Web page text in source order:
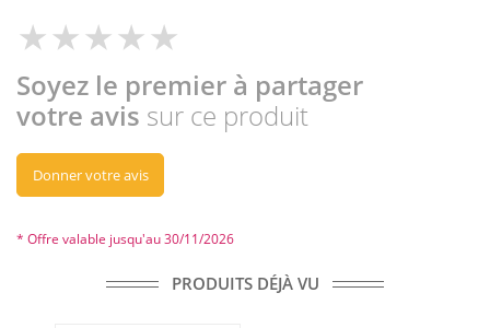
Soyez le premier à partager
votre avis sur ce produit
Donner votre avis
* Offre valable jusqu'au 30/11/2026
PRODUITS DÉJÀ VU